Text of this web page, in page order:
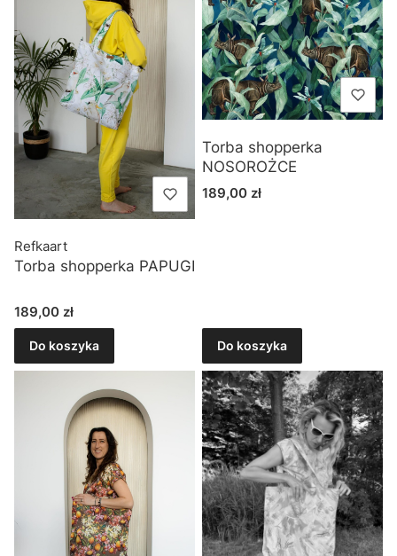
Torba shopperka PAPUGI
Refkaart
Cena
189,00 zł
Do koszyka
Torba shopperka
NOSOROŻCE
Cena
189,00 zł
Do koszyka